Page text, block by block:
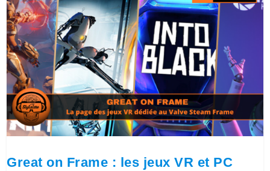
Great on Frame : les jeux VR et PC